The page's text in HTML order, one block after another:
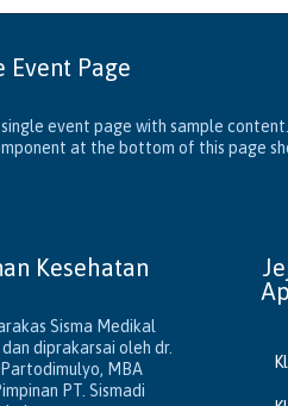
Event Page
single event page with sample
at the bottom of this page
Kesehatan
Sisma Medikal
diprakarsai oleh dr.
MBA
PT. Sismadi